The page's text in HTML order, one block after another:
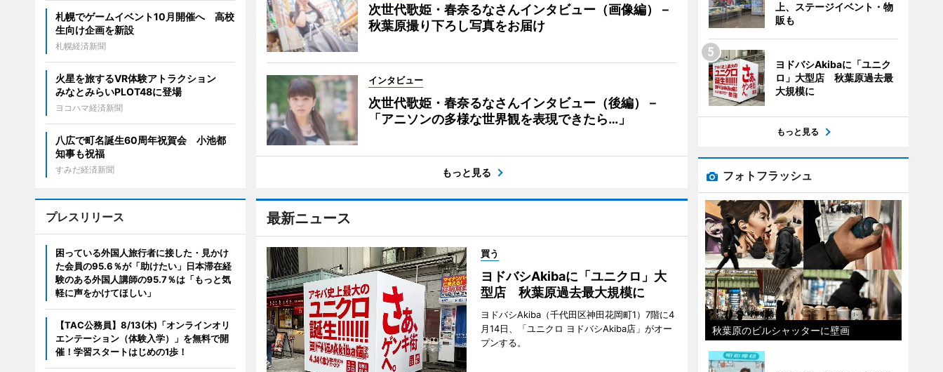
次世代歌姫・春奈るなさんインタビュー（画像編）－
秋葉原撮り下ろし写真をお届け
インタビュー
次世代歌姫・春奈るなさんインタビュー（後編）－
「アニソンの多様な世界観を表現できたら…」
もっと見る
最新ニュース
買う
ヨドバシAkibaに「ユニクロ」大
型店 秋葉原過去最大規模に
ヨドバシAkiba（千代田区神田花岡町1）7階に4
月14日、「ユニクロ ヨドバシAkiba店」がオー
プンする。
札幌でゲームイベント10月開催へ 高校
生向け企画を新設
札幌経済新聞
火星を旅するVR体験アトラクション
みなとみらいPLOT48に登場
ヨコハマ経済新聞
八広で町名誕生60周年祝賀会 小池都
知事も祝福
すみだ経済新聞
プレスリリース
困っている外国人旅行者に接した・見かけ
た会員の95.6％が「助けたい」日本滞在経
験のある外国人講師の95.7％は「もっと気
軽に声をかけてほしい」
【TAC公務員】8/13(木)「オンラインオリ
エンテーション（体験入学）」を無料で開
催！学習スタートはじめの1歩！
上、ステージイベント・物
販も
ヨドバシAkibaに「ユニク
ロ」大型店 秋葉原過去最
大規模に
もっと見る
フォトフラッシュ
秋葉原のビルシャッターに壁画